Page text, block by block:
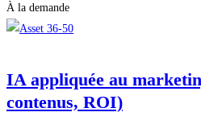
À la demande
IA appliquée au
contenus, ROI)